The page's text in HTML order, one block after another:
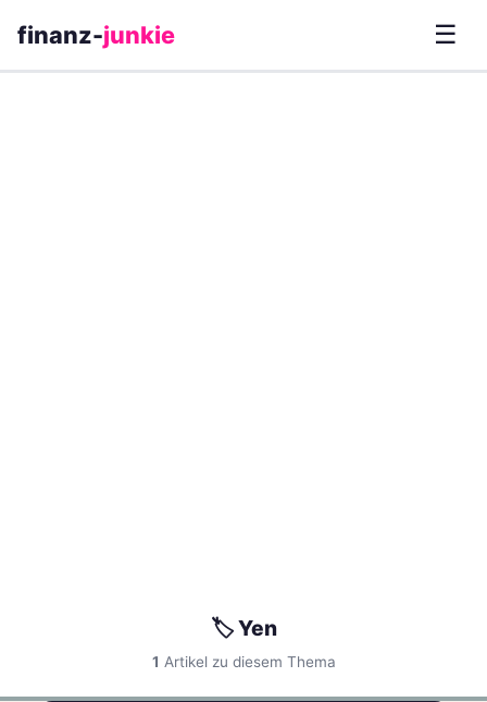
finanz-junkie ☰
🏷️ Yen
1 Artikel zu diesem Thema